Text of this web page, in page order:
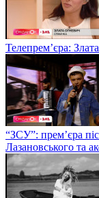
Телепрем’єра:
“ЗСУ”: прем’єра
Лазановського та